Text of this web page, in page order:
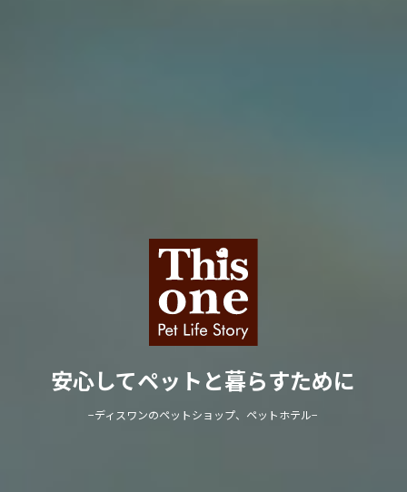
安心してペットと暮らすために
−ディスワンのペットショップ、ペットホテル−